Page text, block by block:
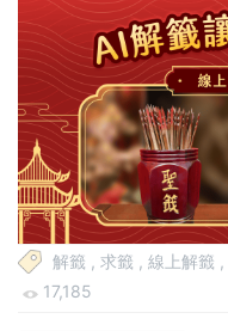
解籤 , 求籤 , 線上解籤 ,
17,185